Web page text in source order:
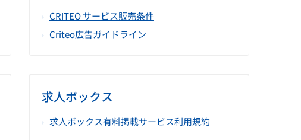
CRITEO サービス販売条件
Criteo広告ガイドライン
求人ボックス
求人ボックス有料掲載サービス利用規約